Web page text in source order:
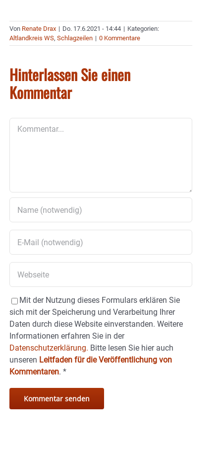
Von Renate Drax | Do. 17.6.2021 - 14:44 | Kategorien:
Altlandkreis WS, Schlagzeilen | 0 Kommentare
Hinterlassen Sie einen
Kommentar
Mit der Nutzung dieses Formulars erklären Sie
sich mit der Speicherung und Verarbeitung Ihrer
Daten durch diese Website einverstanden. Weitere
Informationen erfahren Sie in der
Datenschutzerklärung. Bitte lesen Sie hier auch
unseren Leitfaden für die Veröffentlichung von
Kommentaren. *